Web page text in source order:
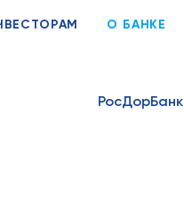
О БАНКЕ
РосДорБанк